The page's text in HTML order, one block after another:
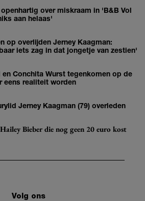
over miskraam in 'B&B Vol
aan helaas'
op overlijden Jerney Kaagman:
iets zag in dat jongetje van zestien'
en Conchita Wurst tegenkomen op de
eens realiteit worden
Jerney Kaagman (79) overleden
Bieber die nog geen 20 euro kost
Volg ons